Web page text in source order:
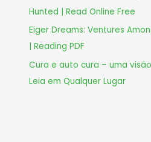
Hunted | Read Online Free
Eiger Dreams: Ventures
| Reading PDF
Cura e auto cura – uma
Leia em Qualquer Lugar